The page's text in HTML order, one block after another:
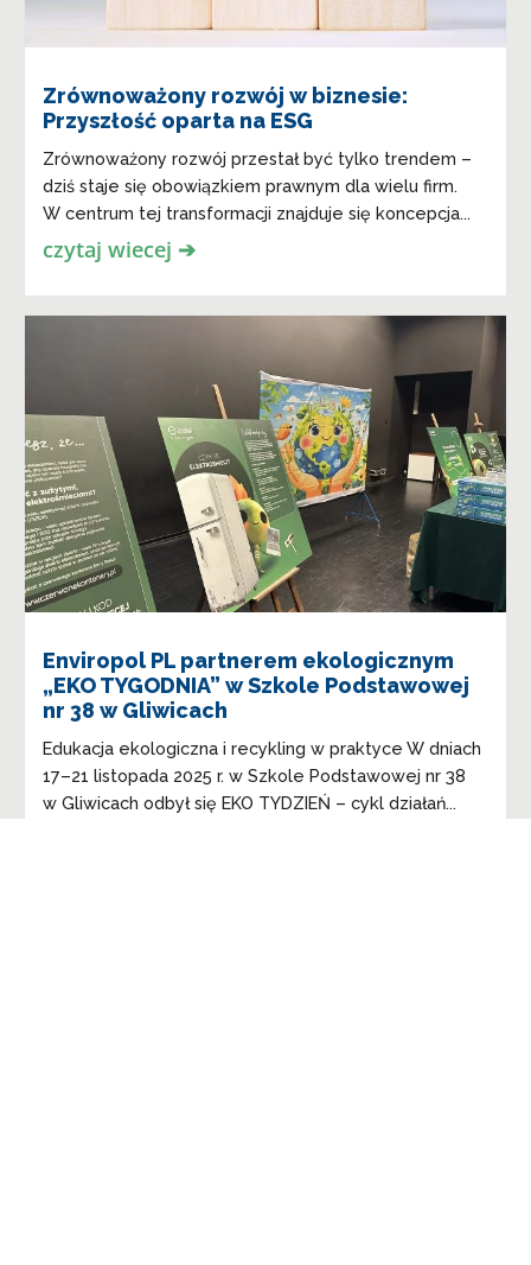
Zrównoważony rozwój w biznesie:
Przyszłość oparta na ESG
Zrównoważony rozwój przestał być tylko trendem –
dziś staje się obowiązkiem prawnym dla wielu firm.
W centrum tej transformacji znajduje się koncepcja...
czytaj wiecej ➔
Enviropol PL partnerem ekologicznym
„EKO TYGODNIA” w Szkole Podstawowej
nr 38 w Gliwicach
Edukacja ekologiczna i recykling w praktyce W dniach
17–21 listopada 2025 r. w Szkole Podstawowej nr 38
w Gliwicach odbył się EKO TYDZIEŃ – cykl działań...